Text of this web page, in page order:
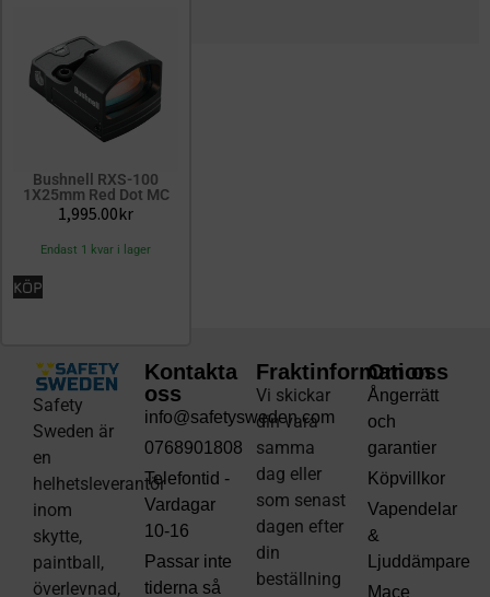
Bushnell RXS-100
1X25mm Red Dot MC
1,995.00kr
Endast 1 kvar i lager
KÖP
Safety
Sweden är
en
helhetsleverantör
inom
skytte,
paintball,
överlevnad,
Kontakta
oss
info@safetysweden.com
0768901808
Telefontid -
Vardagar
10-16
Passar inte
tiderna så
Fraktinformation
Vi skickar
din vara
samma
dag eller
som senast
dagen efter
din
beställning
Om oss
Ångerrätt
och
garantier
Köpvillkor
Vapendelar
&
Ljuddämpare
Mace